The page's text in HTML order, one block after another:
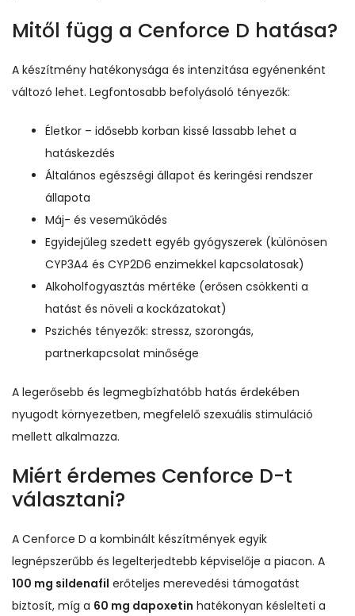
Mitől függ a Cenforce D hatása?
A készítmény hatékonysága és intenzitása egyénenként
változó lehet. Legfontosabb befolyásoló tényezők:
Életkor – idősebb korban kissé lassabb lehet a
hatáskezdés
Általános egészségi állapot és keringési rendszer
állapota
Máj- és veseműködés
Egyidejűleg szedett egyéb gyógyszerek (különösen
CYP3A4 és CYP2D6 enzimekkel kapcsolatosak)
Alkoholfogyasztás mértéke (erősen csökkenti a
hatást és növeli a kockázatokat)
Pszichés tényezők: stressz, szorongás,
partnerkapcsolat minősége
A legerősebb és legmegbízhatóbb hatás érdekében
nyugodt környezetben, megfelelő szexuális stimuláció
mellett alkalmazza.
Miért érdemes Cenforce D-t
választani?
A Cenforce D a kombinált készítmények egyik
legnépszerűbb és legelterjedtebb képviselője a piacon. A
100 mg sildenafil erőteljes merevedési támogatást
biztosít, míg a 60 mg dapoxetin hatékonyan késlelteti a